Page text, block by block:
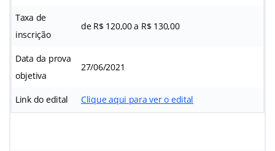
Taxa de
inscrição
de R$ 120,00 a R$ 130,00
Data da prova
objetiva
27/06/2021
Link do edital Clique aqui para ver o edital